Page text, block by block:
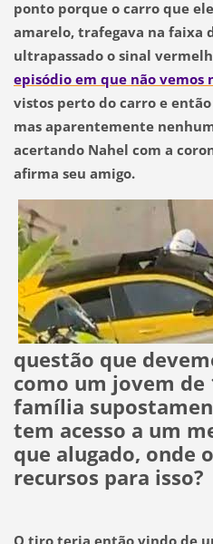
ponto porque o carro que
amarelo, trafegava na faixa
ultrapassado o sinal
episódio em que não vemos
vistos perto do carro e
mas aparentemente
acertando Nahel com a
afirma seu amigo.
questão que
como um jovem de
família
tem acesso a um
que alugado, onde
recursos para isso?
O tiro teria então vindo de